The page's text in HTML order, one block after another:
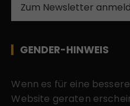
Zum Newsletter
GENDER-HINWEIS
Wenn es für eine
Website geraten